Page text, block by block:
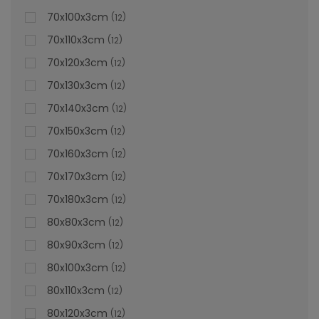
70x100x3cm 12
70x110x3cm 12
70x120x3cm 12
70x130x3cm 12
70x140x3cm 12
70x150x3cm 12
70x160x3cm 12
70x170x3cm 12
70x180x3cm 12
80x80x3cm 12
80x90x3cm 12
80x100x3cm 12
80x110x3cm 12
80x120x3cm 12